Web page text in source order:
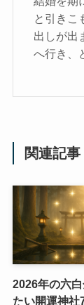
と引きこ
出しが出
へ行き、
関連記事
2026年の六
たい開運神社